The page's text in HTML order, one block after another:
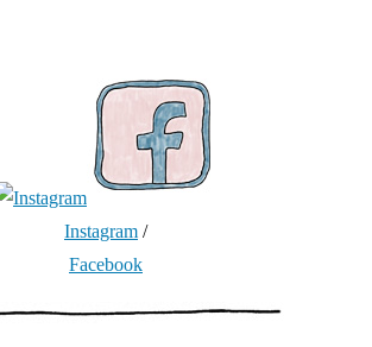
Instagram /
Facebook